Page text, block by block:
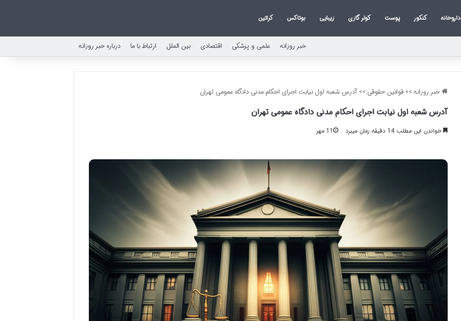
داروخانه کنکور پوست کولر گازی زیبایی بوتاکس کراتین
خبر روزانه علمی و پزشکی اقتصادی بین الملل ارتباط با ما درباره خبر روزانه
خبر روزانه>> قوانین حقوقی >> آدرس شعبه اول نیابت اجرای احکام مدنی دادگاه عمومی تهران
آدرس شعبه اول نیابت اجرای احکام مدنی دادگاه عمومی تهران
11 مهر خواندن این مطلب 14 دقیقه زمان میبرد